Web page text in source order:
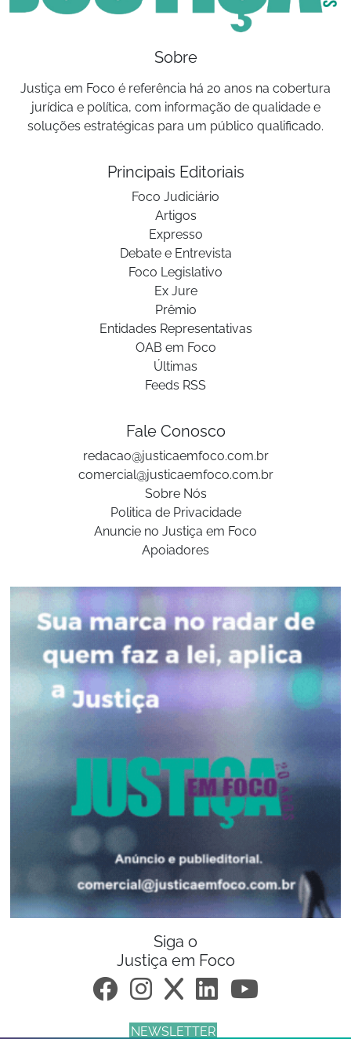
Sobre
Justiça em Foco é referência há 20 anos na cobertura
jurídica e política, com informação de qualidade e
soluções estratégicas para um público qualificado.
Principais Editoriais
Foco Judiciário
Artigos
Expresso
Debate e Entrevista
Foco Legislativo
Ex Jure
Prêmio
Entidades Representativas
OAB em Foco
Últimas
Feeds RSS
Fale Conosco
redacao@justicaemfoco.com.br
comercial@justicaemfoco.com.br
Sobre Nós
Politica de Privacidade
Anuncie no Justiça em Foco
Apoiadores
Siga o
Justiça em Foco
NEWSLETTER